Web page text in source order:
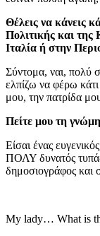
Θέλεις να κάνεις
Πολιτικής και
Ιταλία ή στην
Σύντομα, ναι, πολύ
ελπίζω να φέρω
μου, την πατρίδα
Πείτε μου τη
Είσαι ένας
ΠΟΛΥ δυνατός
δημοσιογράφος και
My lady… What is